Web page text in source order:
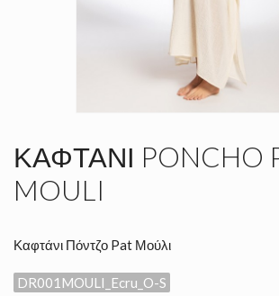
ΚΑΦΤΆΝΙ PONCHO
MOULI
Καφτάνι Πόντζο Pat Μούλι
DR001MOULI_Ecru_O-S